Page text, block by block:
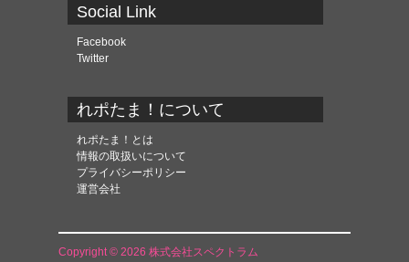
Social Link
Facebook
Twitter
れポたま！について
れポたま！とは
情報の取扱いについて
プライバシーポリシー
運営会社
Copyright © 2026 株式会社スペクトラム